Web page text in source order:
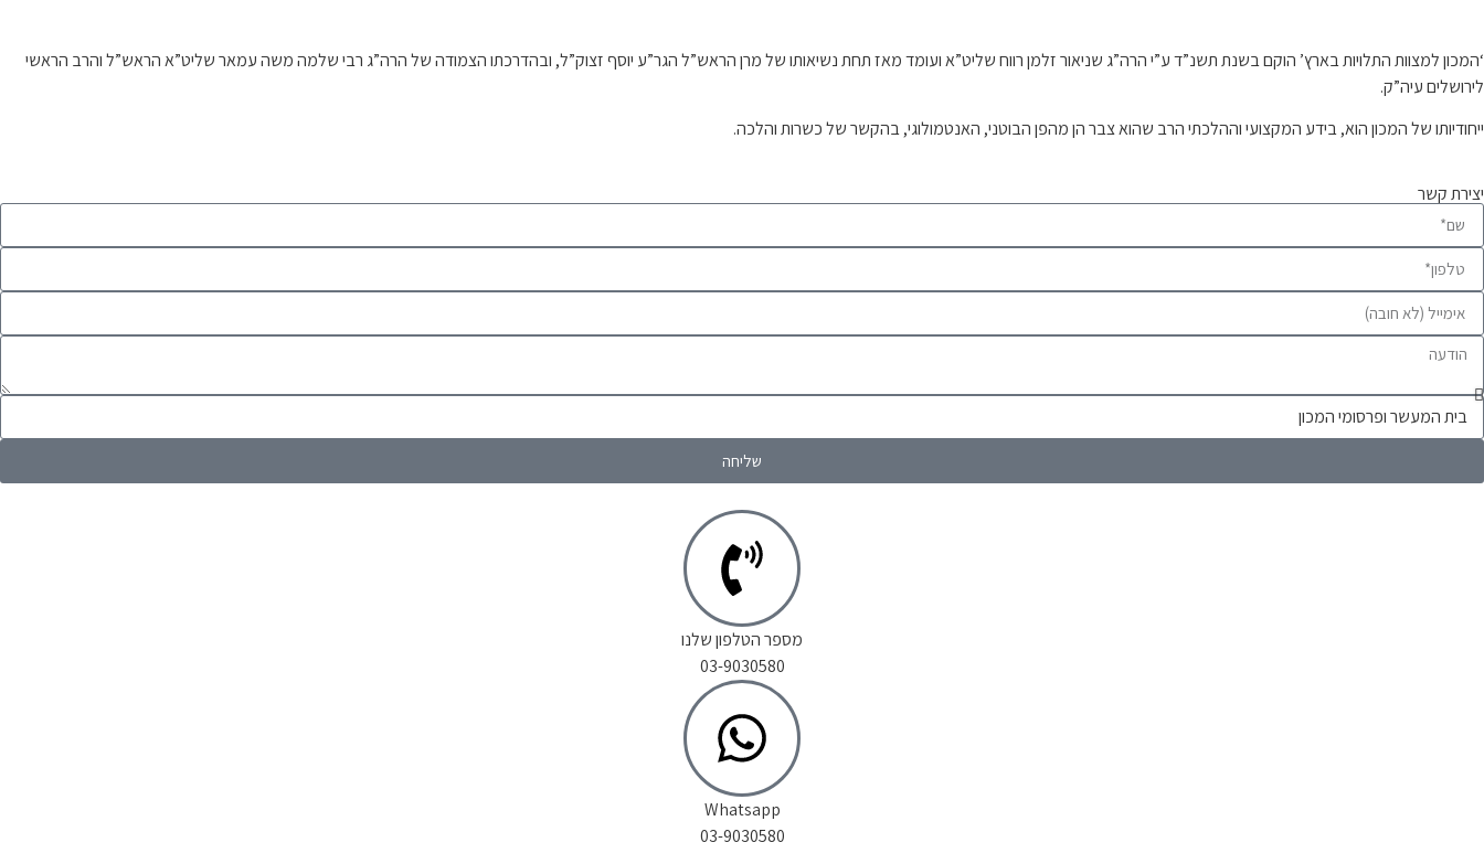
‘המכון למצוות התלויות בארץ’ הוקם בשנת תשנ”ד ע”י הרה”ג שניאור זלמן רווח שליט”א ועומד מאז תחת נשיאותו של מרן הראש”ל הגר”ע יוסף זצוק”ל, ובהדרכתו הצמודה של הרה”ג רבי שלמה משה עמאר שליט”א הראש”ל והרב הראשי
לירושלים עיה”ק.
ייחודיותו של המכון הוא, בידע המקצועי וההלכתי הרב שהוא צבר הן מהפן הבוטני, האנטמולוגי, בהקשר של כשרות והלכה.
יצירת קשר
שליחה
מספר הטלפון שלנו
03-9030580
Whatsapp
03-9030580